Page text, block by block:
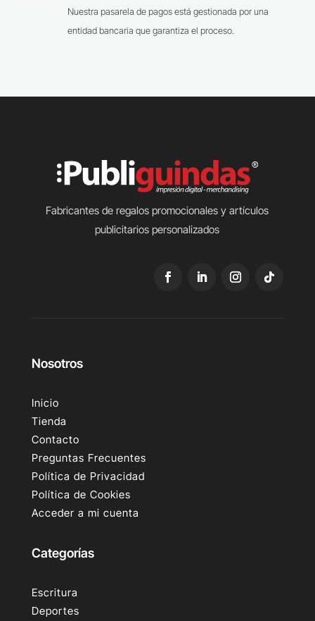
Nuestra pasarela de pagos está gestionada por una
entidad bancaria que garantiza el proceso.
Fabricantes de regalos promocionales y artículos
publicitarios personalizados
Nosotros
Inicio
Tienda
Contacto
Preguntas Frecuentes
Política de Privacidad
Política de Cookies
Acceder a mi cuenta
Categorías
Escritura
Deportes